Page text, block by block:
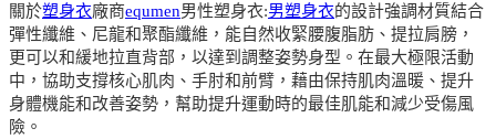
關於塑身衣廠商equmen男性塑身衣:男塑身衣的設計強調材質結合
彈性纖維、尼龍和聚酯纖維，能自然收緊腰腹脂肪、提拉肩膀，
更可以和緩地拉直背部，以達到調整姿勢身型。在最大極限活動
中，協助支撐核心肌肉、手肘和前臂，藉由保持肌肉溫暖、提升
身體機能和改善姿勢，幫助提升運動時的最佳肌能和減少受傷風
險。